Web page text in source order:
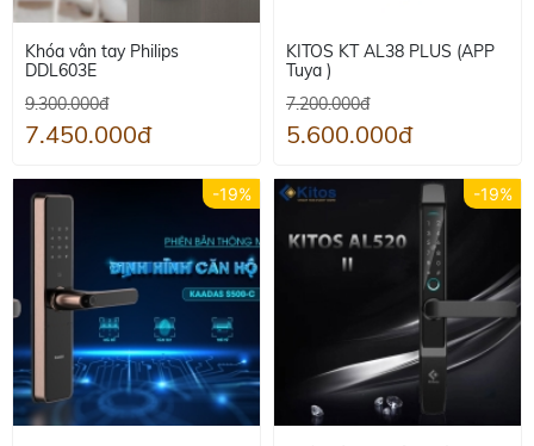
Khóa vân tay Philips
DDL603E
9.300.000đ
7.450.000đ
KITOS KT AL38 PLUS (APP
Tuya )
7.200.000đ
5.600.000đ
-19% -19%